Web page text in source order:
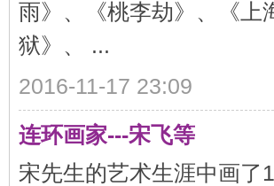
雨》、《桃李劫》、《上
狱》、 ...
2016-11-17 23:09
连环画家---宋飞等
宋先生的艺术生涯中画了